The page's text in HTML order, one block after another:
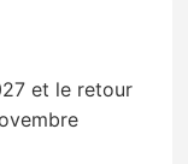
et le retour